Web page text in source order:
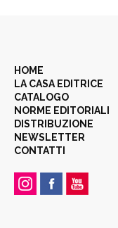
HOME
LA CASA EDITRICE
CATALOGO
NORME EDITORIALI
DISTRIBUZIONE
NEWSLETTER
CONTATTI